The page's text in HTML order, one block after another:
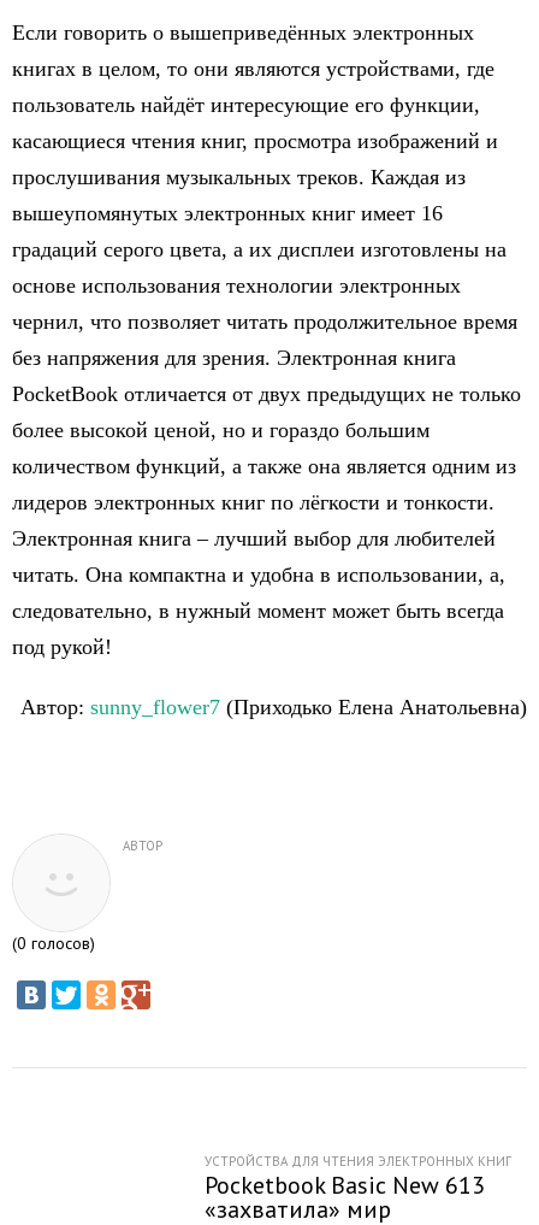
Если говорить о вышеприведённых электронных
книгах в целом, то они являются устройствами, где
пользователь найдёт интересующие его функции,
касающиеся чтения книг, просмотра изображений и
прослушивания музыкальных треков. Каждая из
вышеупомянутых электронных книг имеет 16
градаций серого цвета, а их дисплеи изготовлены на
основе использования технологии электронных
чернил, что позволяет читать продолжительное время
без напряжения для зрения. Электронная книга
PоcketBook отличается от двух предыдущих не только
более высокой ценой, но и гораздо большим
количеством функций, а также она является одним из
лидеров электронных книг по лёгкости и тонкости.
Электронная книга – лучший выбор для любителей
читать. Она компактна и удобна в использовании, а,
следовательно, в нужный момент может быть всегда
под рукой!
Автор: sunny_flower7 (Приходько Елена Анатольевна)
АВТОР
(0 голосов)
УСТРОЙСТВА ДЛЯ ЧТЕНИЯ ЭЛЕКТРОННЫХ КНИГ
Pocketbook Basic New 613
«захватила» мир